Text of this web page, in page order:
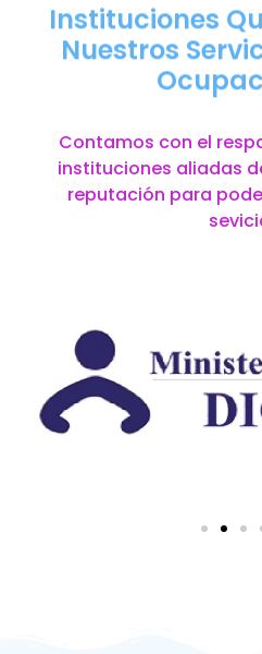
Instituciones
Nuestros
Contamos con el
instituciones aliadas
reputación para